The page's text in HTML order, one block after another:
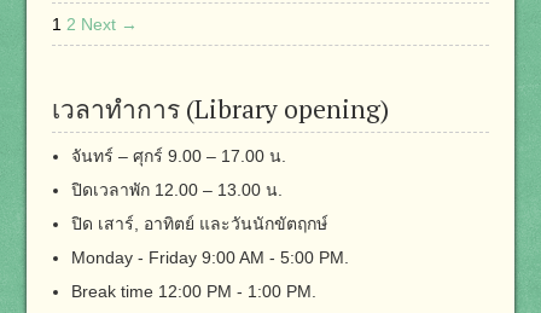
1 2 Next →
เวลาทำการ (Library opening)
จันทร์ – ศุกร์ 9.00 – 17.00 น.
ปิดเวลาพัก 12.00 – 13.00 น.
ปิด เสาร์, อาทิตย์ และวันนักขัตฤกษ์
Monday - Friday 9:00 AM - 5:00 PM.
Break time 12:00 PM - 1:00 PM.